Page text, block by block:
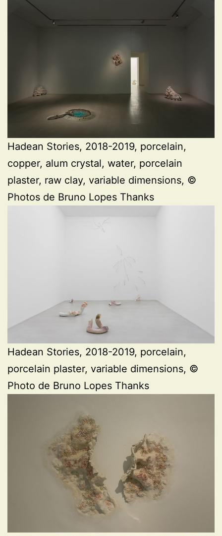
Hadean Stories, 2018-2019, porcelain,
copper, alum crystal, water, porcelain
plaster, raw clay, variable dimensions, ©
Photos de Bruno Lopes Thanks
Hadean Stories, 2018-2019, porcelain,
porcelain plaster, variable dimensions, ©
Photo de Bruno Lopes Thanks